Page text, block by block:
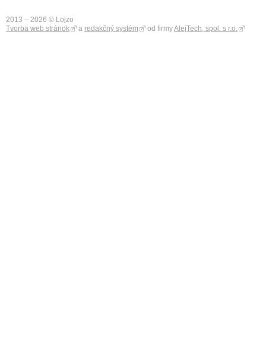
2013 – 2026 © Lojzo
Tvorba web stránok
a redakčný systém od firmyAlejTech, spol. s r.o.